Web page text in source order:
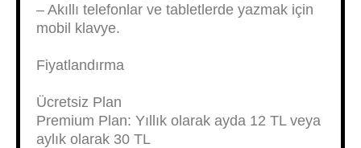
– Akıllı telefonlar ve tabletlerde yazmak için
mobil klavye.
Fiyatlandırma
Ücretsiz Plan
Premium Plan: Yıllık olarak ayda 12 TL veya
aylık olarak 30 TL